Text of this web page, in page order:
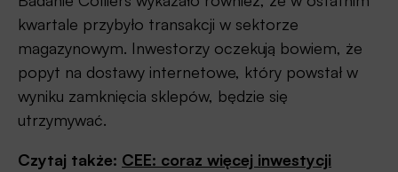
kwartale przybyło transakcji w sektorze
magazynowym. Inwestorzy oczekują bowiem, że
popyt na dostawy internetowe, który powstał w
wyniku zamknięcia sklepów, będzie się
utrzymywać.
Czytaj także: CEE: coraz więcej inwestycji